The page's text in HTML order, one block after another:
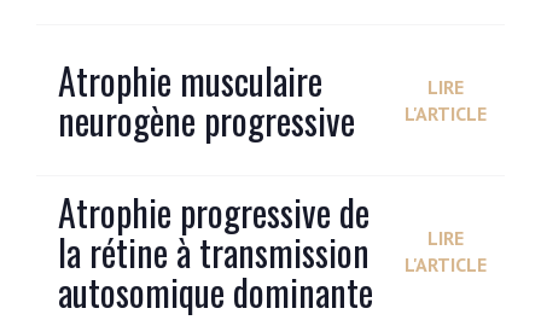
Atrophie musculaire
neurogène progressive
LIRE
L'ARTICLE
Atrophie progressive de
la rétine à transmission
autosomique dominante
LIRE
L'ARTICLE